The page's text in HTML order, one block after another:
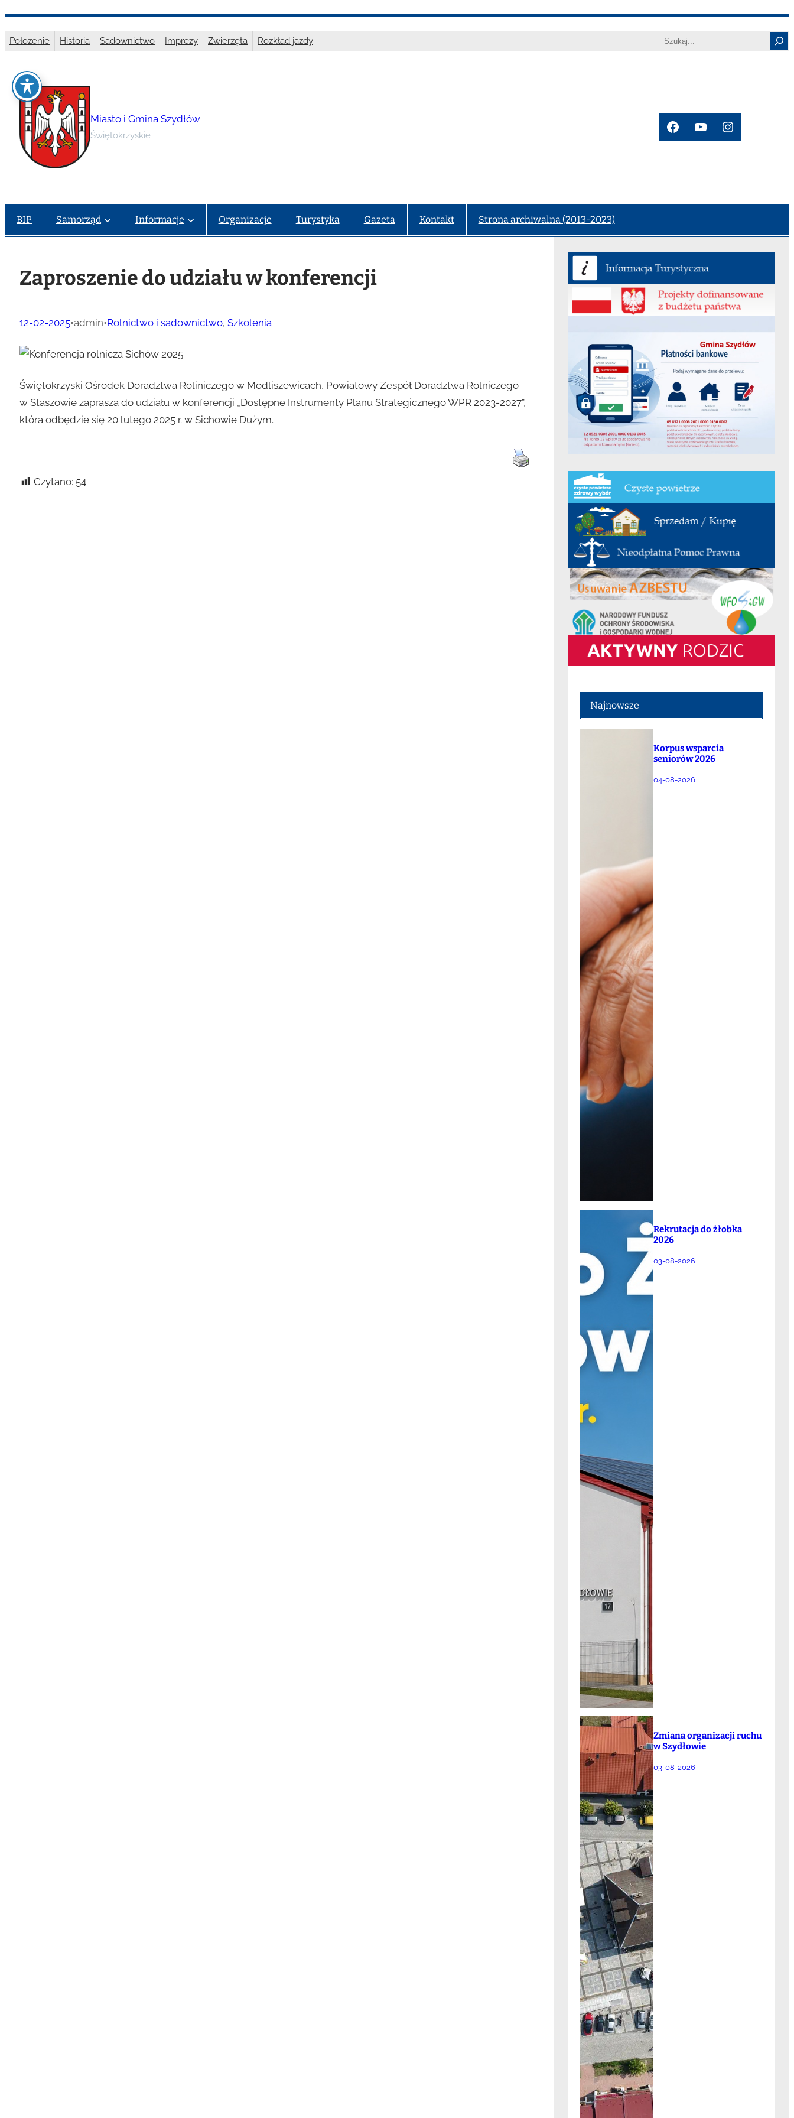
do
Położenie Historia Sadownictwo Imprezy Zwierzęta Rozkład jazdy Search
Miasto i Gmina Szydłów
Świętokrzyskie
Facebook
YouTubeInstagram
BIP Samorząd Informacje Organizacje Turystyka Gazeta Kontakt Strona archiwalna (2013-2023)
Zaproszenie do udziału w konferencji
12-02-2025•admin•Rolnictwo i sadownictwo, Szkolenia
Świętokrzyski Ośrodek Doradztwa Roliniczego w Modliszewicach, Powiatowy Zespół Doradztwa Rolniczego
w Staszowie zaprasza do udziału w konferencji „Dostępne Instrumenty Planu Strategicznego WPR 2023-2027”,
która odbędzie się 20 lutego 2025 r. w Sichowie Dużym.
Czytano: 54
Najnowsze
Korpus wsparcia
seniorów 2026
04-08-2026
Rekrutacja do żłobka
2026
03-08-2026
Zmiana organizacji ruchu
w Szydłowie
03-08-2026